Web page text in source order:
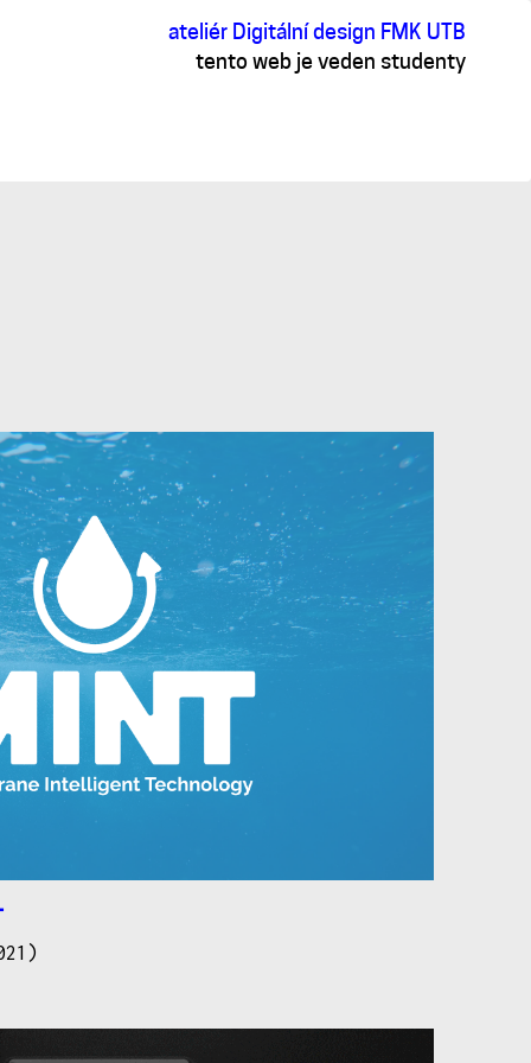
ateliér Digitální design FMK UTB
tento web je veden studenty